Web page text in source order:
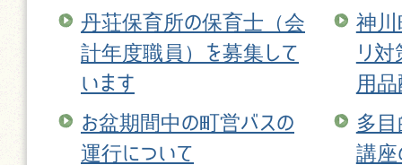
丹荘保育所の保育士（会
計年度職員）を募集して
います
神川
リ
用
お盆期間中の町営バスの
運行について
多
講座